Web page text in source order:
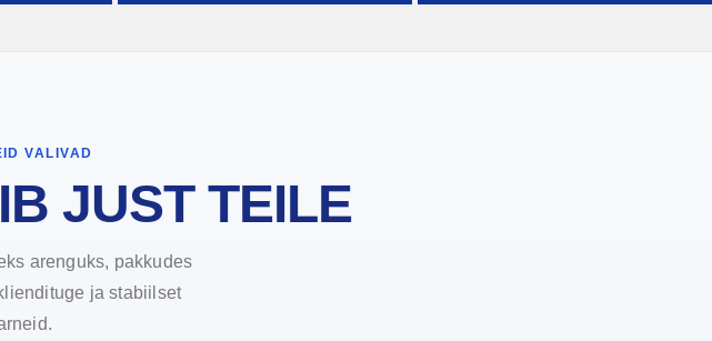
VALIVAD
JUST TEILE
arenguks, pakkudes
ja stabiilset